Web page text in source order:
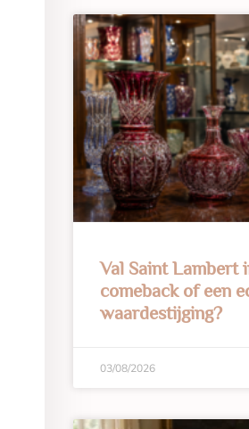
Val Saint Lambert
comeback of een
waardestijging?
03/08/2026